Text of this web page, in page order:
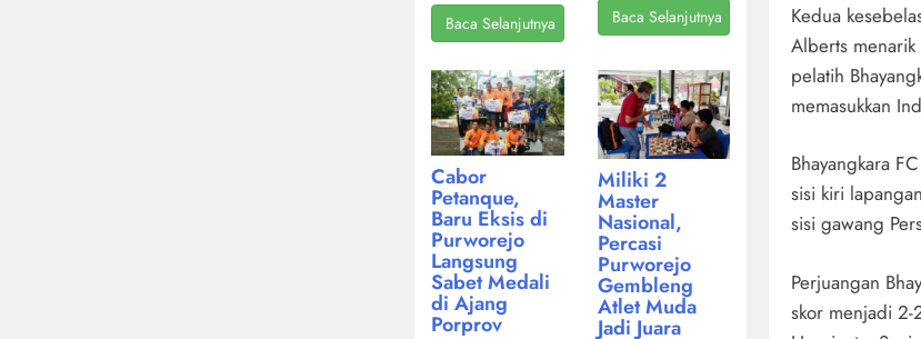
Kedua
Alberts
pelatih
memasukkan
Bhayangkara
sisi kiri
sisi gawang
Perjuangan
skor menjadi
Baca Selanjutnya Baca Selanjutnya
Cabor
Petanque,
Baru Eksis di
Purworejo
Langsung
Sabet Medali
di Ajang
Porprov
Miliki 2
Master
Nasional,
Percasi
Purworejo
Gembleng
Atlet Muda
Jadi Juara